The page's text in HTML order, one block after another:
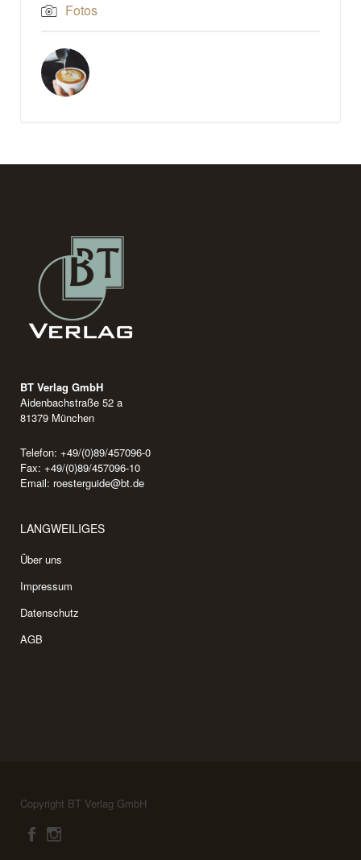
Fotos
BT Verlag GmbH
Aidenbachstraße 52 a
81379 München
Telefon: +49/(0)89/457096-0
Fax: +49/(0)89/457096-10
Email: roesterguide@bt.de
LANGWEILIGES
Über uns
Impressum
Datenschutz
AGB
Copyright BT Verlag GmbH